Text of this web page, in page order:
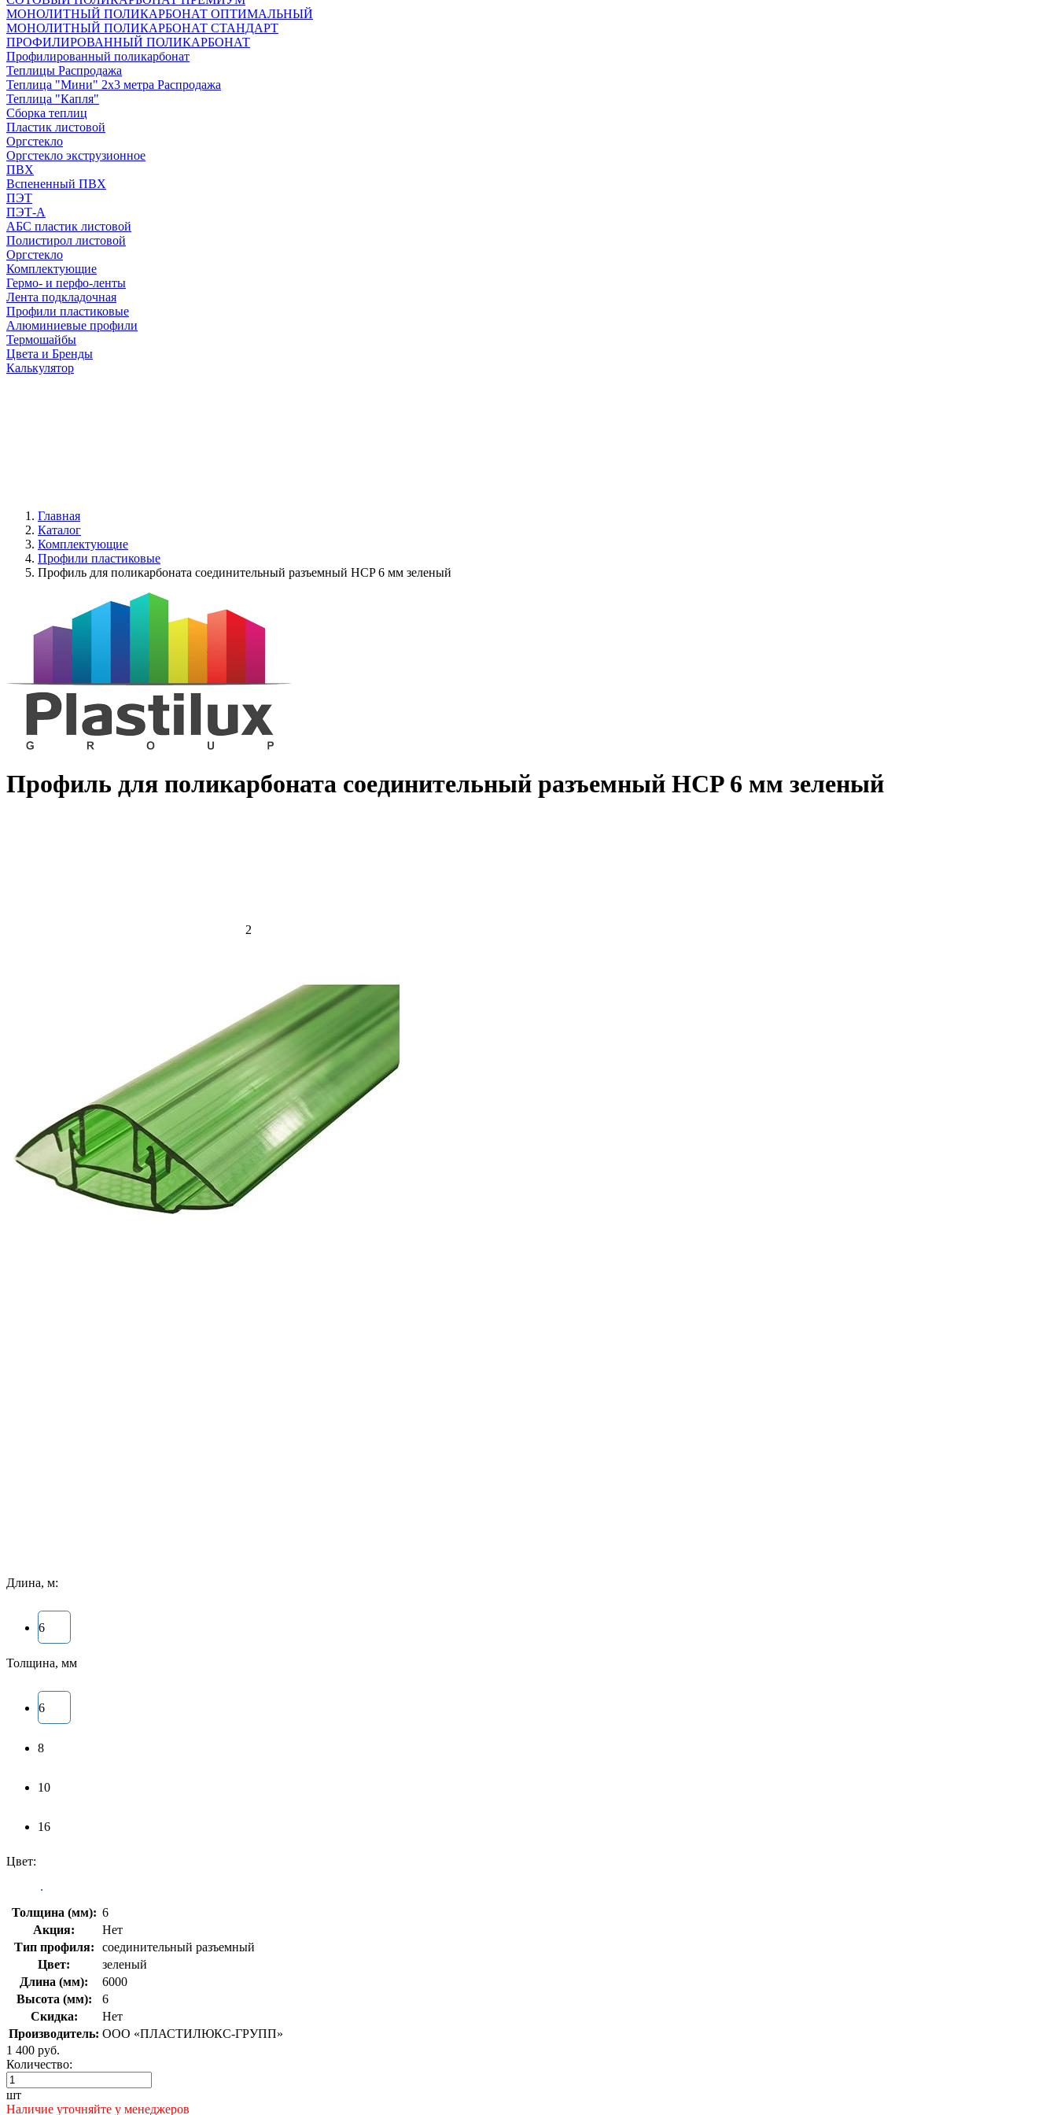
МОНОЛИТНЫЙ ПОЛИКАРБОНАТ ОПТИМАЛЬНЫЙ
МОНОЛИТНЫЙ ПОЛИКАРБОНАТ СТАНДАРТ
ПРОФИЛИРОВАННЫЙ ПОЛИКАРБОНАТ
Профилированный поликарбонат
Теплицы Распродажа
Теплица "Мини" 2х3 метра Распродажа
Теплица "Капля"
Сборка теплиц
Пластик листовой
Оргстекло
Оргстекло экструзионное
ПВХ
Вспененный ПВХ
ПЭТ
ПЭТ-А
АБС пластик листовой
Полистирол листовой
Оргстекло
Комплектующие
Гермо- и перфо-ленты
Лента подкладочная
Профили пластиковые
Алюминиевые профили
Термошайбы
Цвета и Бренды
Калькулятор
Главная
Каталог
Комплектующие
Профили пластиковые
Профиль для поликарбоната соединительный разъемный HCP 6 мм зеленый
Профиль для поликарбоната соединительный разъемный HCP 6 мм зеленый
2
Длина, м:
6
Толщина, мм
6
8
10
16
Цвет:
Толщина (мм): 6
Акция:
Нет
Тип профиля:
соединительный разъемный
Цвет:
зеленый
Длина (мм):
6000
Высота (мм):
6
Скидка:
Нет
Производитель: ООО «ПЛАСТИЛЮКС-ГРУПП»
1 400 руб.
Количество:
шт
Наличие уточняйте у менеджеров